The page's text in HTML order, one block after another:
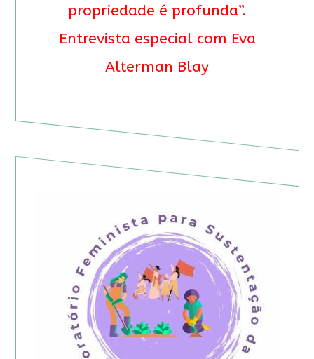
propriedade é profunda”.
Entrevista especial com Eva
Alterman Blay